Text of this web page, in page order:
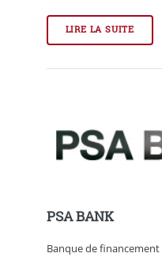
LIRE LA SUITE
PSA BANK
Banque de